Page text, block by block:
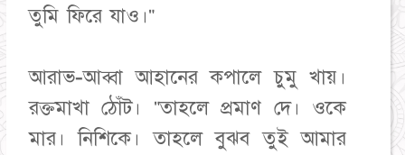
তুমি ফিরে যাও।"
আরাভ-আব্বা আহানের কপালে চুমু খায়।
রক্তমাখা ঠোঁট। "তাহলে প্রমাণ দে। ওকে
মার। নিশিকে। তাহলে বুঝব তুই আমার